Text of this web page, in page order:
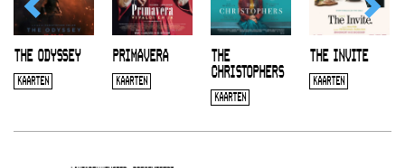
THE ODYSSEY
KAARTEN
PRIMAVERA
KAARTEN
THE
CHRISTOPHERS
KAARTEN
THE INVITE
KAARTEN